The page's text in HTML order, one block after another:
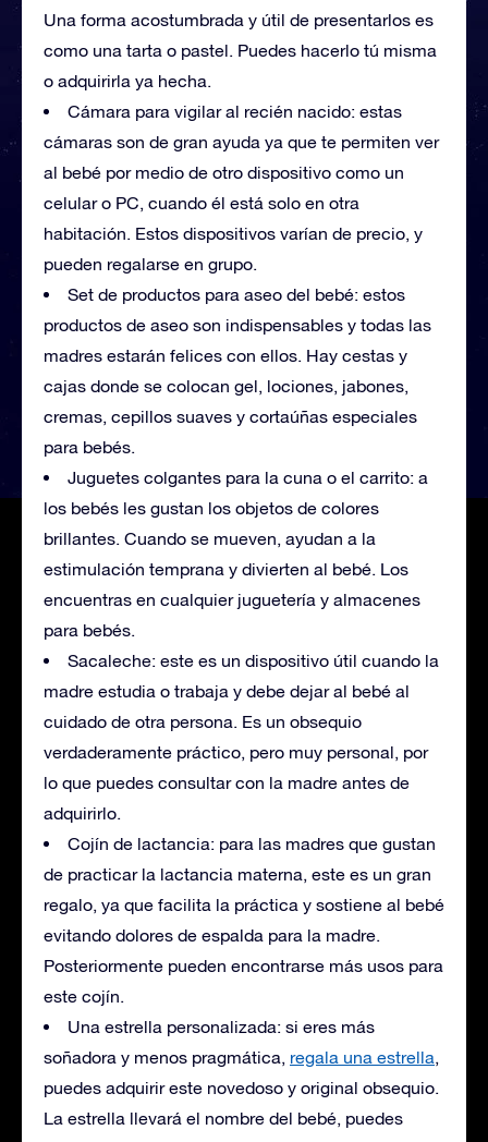
Una forma acostumbrada y útil de presentarlos es
como una tarta o pastel. Puedes hacerlo tú misma
o adquirirla ya hecha.
Cámara para vigilar al recién nacido: estas
cámaras son de gran ayuda ya que te permiten ver
al bebé por medio de otro dispositivo como un
celular o PC, cuando él está solo en otra
habitación. Estos dispositivos varían de precio, y
pueden regalarse en grupo.
Set de productos para aseo del bebé: estos
productos de aseo son indispensables y todas las
madres estarán felices con ellos. Hay cestas y
cajas donde se colocan gel, lociones, jabones,
cremas, cepillos suaves y cortaúñas especiales
para bebés.
Juguetes colgantes para la cuna o el carrito: a
los bebés les gustan los objetos de colores
brillantes. Cuando se mueven, ayudan a la
estimulación temprana y divierten al bebé. Los
encuentras en cualquier juguetería y almacenes
para bebés.
Sacaleche: este es un dispositivo útil cuando la
madre estudia o trabaja y debe dejar al bebé al
cuidado de otra persona. Es un obsequio
verdaderamente práctico, pero muy personal, por
lo que puedes consultar con la madre antes de
adquirirlo.
Cojín de lactancia: para las madres que gustan
de practicar la lactancia materna, este es un gran
regalo, ya que facilita la práctica y sostiene al bebé
evitando dolores de espalda para la madre.
Posteriormente pueden encontrarse más usos para
este cojín.
Una estrella personalizada: si eres más
soñadora y menos pragmática, regala una estrella,
puedes adquirir este novedoso y original obsequio.
La estrella llevará el nombre del bebé, puedes